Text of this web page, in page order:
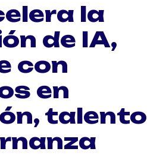
la
de IA,
con
en
talento